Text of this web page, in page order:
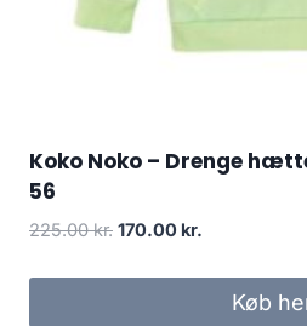
Koko Noko – Drenge
56
225.00kr. Original
was:
170.00 kr.
is:
170.00 kr..
Køb